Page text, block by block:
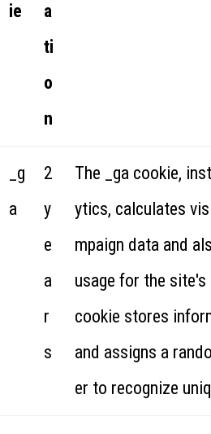
ie
a
ti
o
n
_g
a
2
y
e
a
r
s
The _ga cookie,
ytics, calculates
mpaign data and
usage for the
cookie stores
and assigns a
er to recognize